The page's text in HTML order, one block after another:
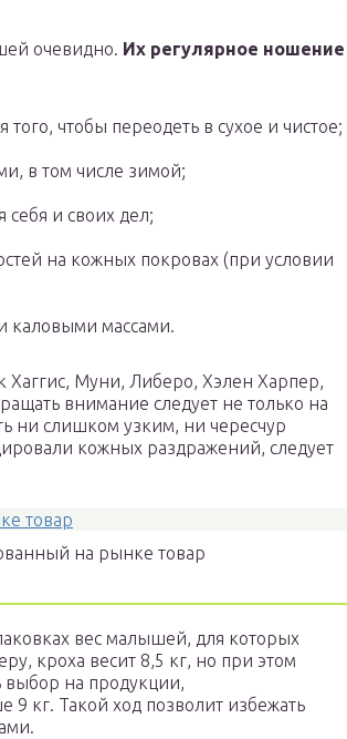
очевидно. Их регулярное ношение
чтобы переодеть в сухое и чистое;
в том числе зимой;
и своих дел;
на кожных покровах (при условии
каловыми массами.
Муни, Либеро, Хэлен Харпер,
внимание следует не только на
ни слишком узким, ни чересчур
кожных раздражений, следует
на рынке товар
вес малышей, для которых
кроха весит 8,5 кг, но при этом
выбор на продукции,
9 кг. Такой ход позволит избежать